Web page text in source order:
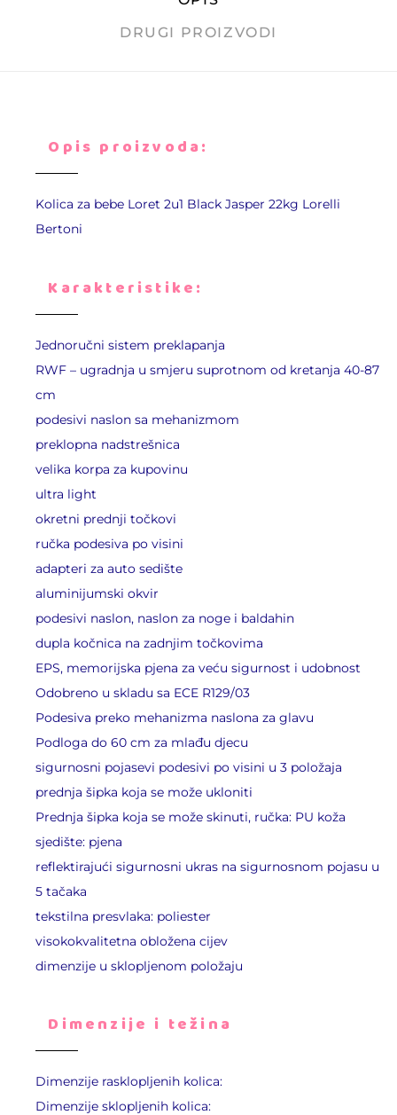
DRUGI PROIZVODI
Opis proizvoda:
Kolica za bebe Loret 2u1 Black Jasper 22kg Lorelli
Bertoni
Karakteristike:
Jednoručni sistem preklapanja
RWF – ugradnja u smjeru suprotnom od kretanja 40-87
cm
podesivi naslon sa mehanizmom
preklopna nadstrešnica
velika korpa za kupovinu
ultra light
okretni prednji točkovi
ručka podesiva po visini
adapteri za auto sedište
aluminijumski okvir
podesivi naslon, naslon za noge i baldahin
dupla kočnica na zadnjim točkovima
EPS, memorijska pjena za veću sigurnost i udobnost
Odobreno u skladu sa ECE R129/03
Podesiva preko mehanizma naslona za glavu
Podloga do 60 cm za mlađu djecu
sigurnosni pojasevi podesivi po visini u 3 položaja
prednja šipka koja se može ukloniti
Prednja šipka koja se može skinuti, ručka: PU koža
sjedište: pjena
reflektirajući sigurnosni ukras na sigurnosnom pojasu u
5 tačaka
tekstilna presvlaka: poliester
visokokvalitetna obložena cijev
dimenzije u sklopljenom položaju
Dimenzije i težina
Dimenzije rasklopljenih kolica:
Dimenzije sklopljenih kolica: